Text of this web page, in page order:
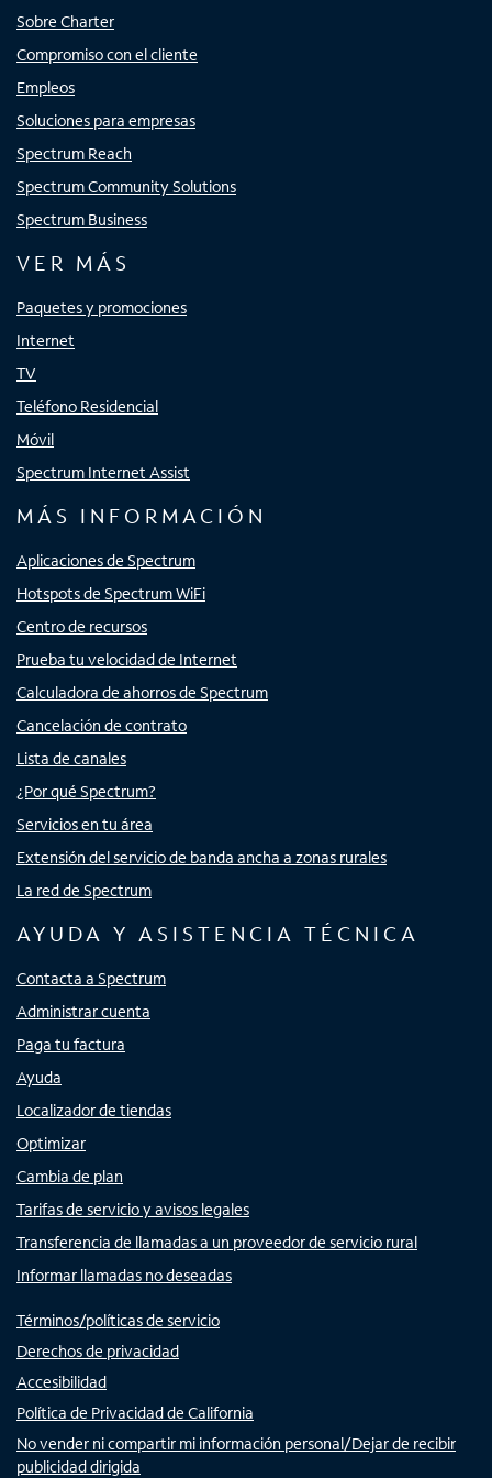
Sobre Charter
Compromiso con el cliente
Empleos
Soluciones para empresas
Spectrum Reach
Spectrum Community Solutions
Spectrum Business
VER MÁS
Paquetes y promociones
Internet
TV
Teléfono Residencial
Móvil
Spectrum Internet Assist
MÁS INFORMACIÓN
Aplicaciones de Spectrum
Hotspots de Spectrum WiFi
Centro de recursos
Prueba tu velocidad de Internet
Calculadora de ahorros de Spectrum
Cancelación de contrato
Lista de canales
¿Por qué Spectrum?
Servicios en tu área
Extensión del servicio de banda ancha a zonas rurales
La red de Spectrum
AYUDA Y ASISTENCIA TÉCNICA
Contacta a Spectrum
Administrar cuenta
Paga tu factura
Ayuda
Localizador de tiendas
Optimizar
Cambia de plan
Tarifas de servicio y avisos legales
Transferencia de llamadas a un proveedor de servicio rural
Informar llamadas no deseadas
Términos/políticas de servicio
Derechos de privacidad
Accesibilidad
Política de Privacidad de California
No vender ni compartir mi información personal/Dejar de recibir
publicidad dirigida